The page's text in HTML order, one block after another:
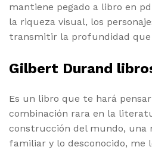
mantiene pegado a libro en
la riqueza visual, los
transmitir la profundidad que
Gilbert Durand
Es un libro que te hará
combinación rara en la
construcción del mundo, una
familiar y lo desconocido, me